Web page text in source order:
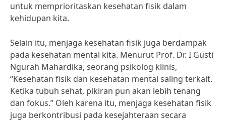
untuk memprioritaskan kesehatan fisik dalam
kehidupan kita.
Selain itu, menjaga kesehatan fisik juga berdampak
pada kesehatan mental kita. Menurut Prof. Dr. I Gusti
Ngurah Mahardika, seorang psikolog klinis,
“Kesehatan fisik dan kesehatan mental saling terkait.
Ketika tubuh sehat, pikiran pun akan lebih tenang
dan fokus.” Oleh karena itu, menjaga kesehatan fisik
juga berkontribusi pada kesejahteraan secara